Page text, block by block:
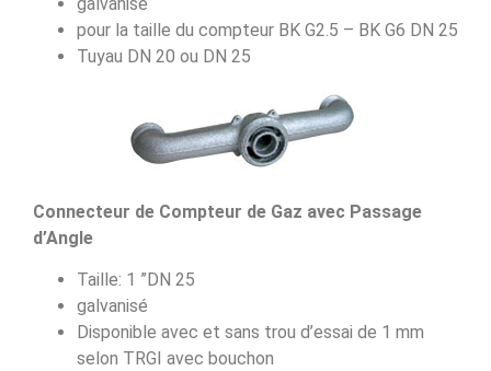
pour la taille du compteur BK G2.5 – BK G6 DN 25
Tuyau DN 20 ou DN 25
Connecteur de Compteur de Gaz avec Passage
d’Angle
Taille: 1 ”DN 25
galvanisé
Disponible avec et sans trou d’essai de 1 mm
selon TRGI avec bouchon